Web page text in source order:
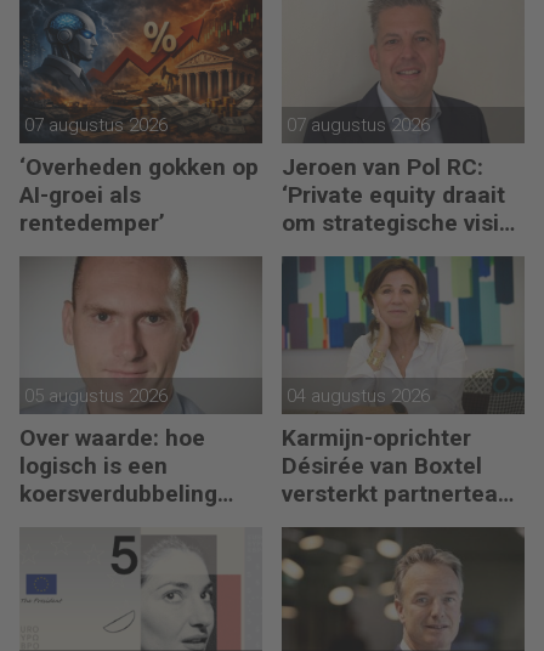
07 augustus 2026
‘Overheden gokken op
AI-groei als
rentedemper’
07 augustus 2026
Jeroen van Pol RC:
‘Private equity draait
om strategische visie
én operational
excellence’
05 augustus 2026
Over waarde: hoe
logisch is een
koersverdubbeling
04 augustus 2026
Karmijn-oprichter
Désirée van Boxtel
versterkt partnerteam
CFO Capabel